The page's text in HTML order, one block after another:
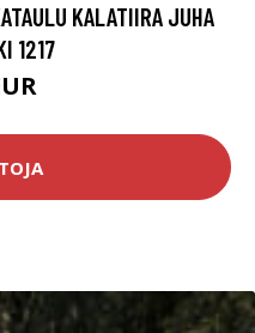
KALATIIRA JUHA
1217